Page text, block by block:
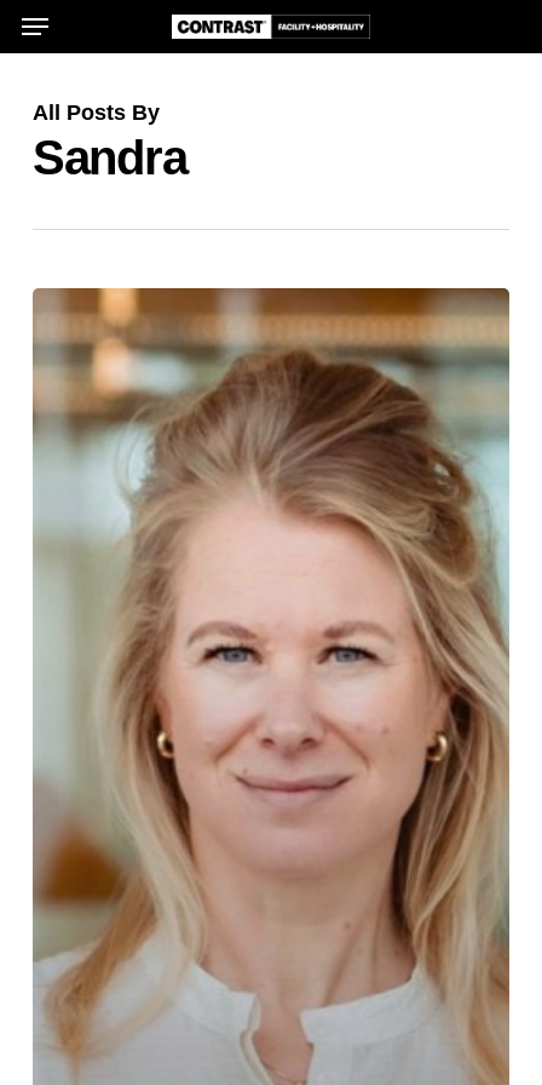
Skip
to
content
Menu
All Posts By
Sandra